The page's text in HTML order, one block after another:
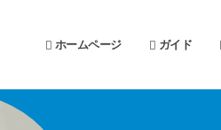
ホームページ ガイド